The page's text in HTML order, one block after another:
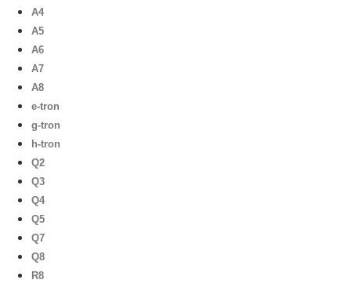
A4
A5
A6
A7
A8
e-tron
g-tron
h-tron
Q2
Q3
Q4
Q5
Q7
Q8
R8